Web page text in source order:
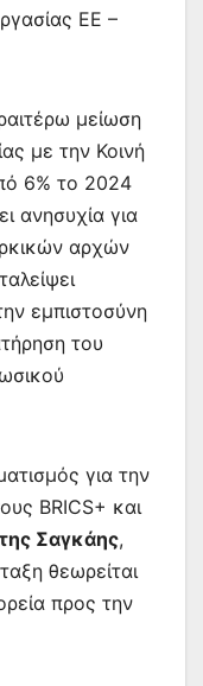
ΕΕ –
μείωση
με την Κοινή
6% το 2024
ανησυχία για
αρχών
εμπιστοσύνη
του
για την
BRICS+ και
Σαγκάης,
θεωρείται
προς την